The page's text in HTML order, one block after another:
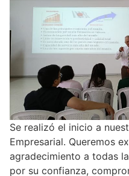
Se realizó el inicio a
Empresarial. Queremos
agradecimiento a todas
por su confianza,